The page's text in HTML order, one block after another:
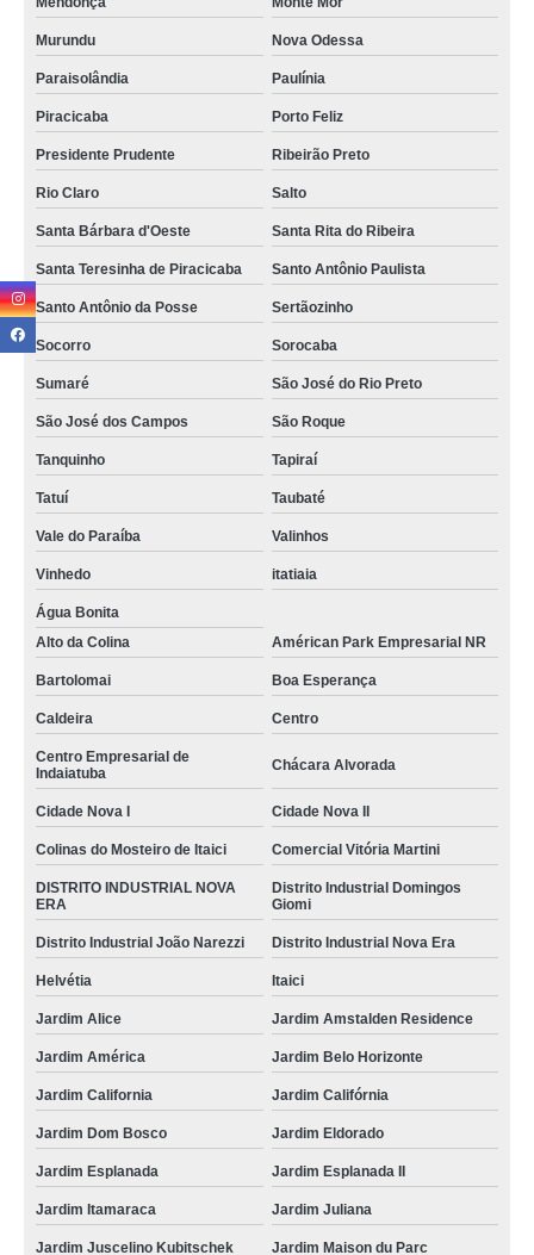
Murundu Nova Odessa
Paraisolândia Paulínia
Piracicaba Porto Feliz
Presidente Prudente Ribeirão Preto
Rio Claro Salto
Santa Bárbara d'Oeste Santa Rita do Ribeira
Santa Teresinha de Piracicaba Santo Antônio Paulista
Santo Antônio da Posse Sertãozinho
Socorro Sorocaba
Sumaré São José do Rio Preto
São José dos Campos São Roque
Tanquinho Tapiraí
Tatuí Taubaté
Vale do Paraíba Valinhos
Vinhedo itatiaia
Água Bonita
Alto da Colina
Américan Park Empresarial NR
Bartolomai Boa Esperança
Caldeira Centro
Centro Empresarial de
Indaiatuba
Chácara Alvorada
Cidade Nova I Cidade Nova II
Colinas do Mosteiro de Itaici Comercial Vitória Martini
DISTRITO INDUSTRIAL NOVA
ERA
Distrito Industrial Domingos
Giomi
Distrito Industrial João Narezzi Distrito Industrial Nova Era
Helvétia Itaici
Jardim Alice Jardim Amstalden Residence
Jardim América Jardim Belo Horizonte
Jardim California Jardim Califórnia
Jardim Dom Bosco Jardim Eldorado
Jardim Esplanada Jardim Esplanada II
Jardim Itamaraca Jardim Juliana
Jardim Juscelino Kubitschek Jardim Maison du Parc